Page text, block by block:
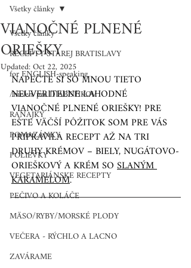
Všetky články
RECEPTY STAREJ BRATISLAVY
for ENGLISH-speaking
/nielen/pre DIABETIKOV
RAŇAJKY
POMAZÁNKY
POLIEVKY
VEGETARIÁNSKE RECEPTY
PEČIVO A KOLÁČE
MÄSO/RYBY/MORSKÉ PLODY
VEČERA - RÝCHLO A LACNO
ZAVÁRAME
Všetky články
VIANOČNÉ PLNENÉ
ORIEŠKY
Updated:Oct 22, 2025
NAPEČTE SI SO MNOU TIETO
NEUVERITEĽNE LAHODNÉ
VIANOČNÉ PLNENÉ ORIEŠKY! PRE
EŠTE VÄČŠÍ PÔŽITOK SOM PRE VÁS
PRIPRAVILA RECEPT AŽ NA TRI
DRUHY KRÉMOV – BIELY, NUGÁTOVO-
ORIEŠKOVÝ A KRÉM SO SLANÝM
KARAMELOM.